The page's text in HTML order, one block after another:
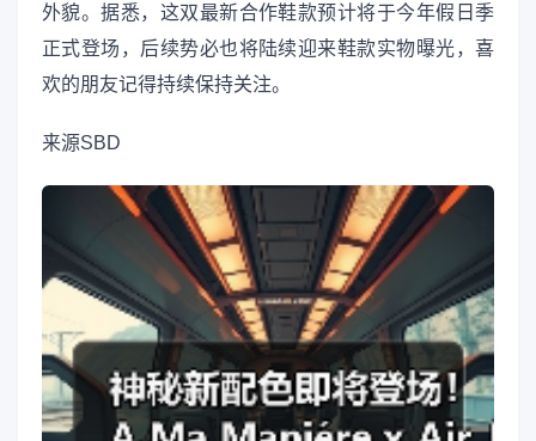
外貌。据悉，这双最新合作鞋款预计将于今年假日季
正式登场，后续势必也将陆续迎来鞋款实物曝光，喜
欢的朋友记得持续保持关注。
来源SBD